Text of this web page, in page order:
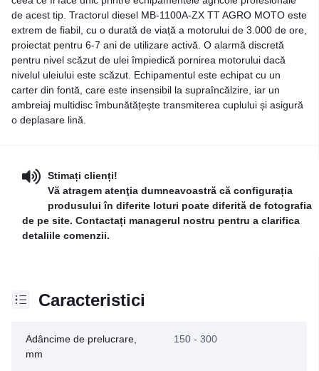
de acest tip. Tractorul diesel MB-1100A-ZX TT AGRO MOTO este
extrem de fiabil, cu o durată de viață a motorului de 3.000 de ore,
proiectat pentru 6-7 ani de utilizare activă. O alarmă discretă
pentru nivel scăzut de ulei împiedică pornirea motorului dacă
nivelul uleiului este scăzut. Echipamentul este echipat cu un
carter din fontă, care este insensibil la supraîncălzire, iar un
ambreiaj multidisc îmbunătățește transmiterea cuplului și asigură
o deplasare lină.
Stimați clienți!
Vă atragem atenţia dumneavoastră că configurația
produsului în diferite loturi poate diferită de fotografia
de pe site. Contactați managerul nostru pentru a clarifica
detaliile comenzii.
Caracteristici
Adâncime de prelucrare,
mm
150 - 300